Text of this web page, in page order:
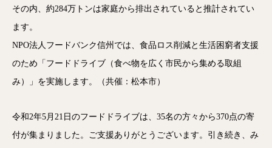
その内、約284万トンは家庭から排出されていると推計されてい
ます。
NPO法人フードバンク信州では、食品ロス削減と生活困窮者支援
のため「フードドライブ（食べ物を広く市民から集める取組
み）」を実施します。（共催：松本市）
令和2年5月21日のフードドライブは、35名の方々から370点の寄
付が集まりました。ご支援ありがとうございます。引き続き、み